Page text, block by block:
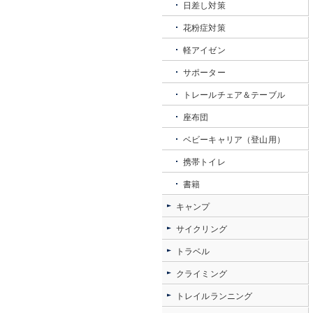
日差し対策
花粉症対策
軽アイゼン
サポーター
トレールチェア＆テーブル
座布団
ベビーキャリア（登山用）
携帯トイレ
書籍
キャンプ
サイクリング
トラベル
クライミング
トレイルランニング